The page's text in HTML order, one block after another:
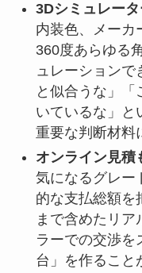
3Dシミュレータ
内装色、メーカ
360度あらゆる
ュレーションで
と似合うな」
いているな」と
重要な判断材料
オンライン見積
気になるグレー
的な支払総額を
まで含めたリ
ラーでの交渉を
台」を作ること